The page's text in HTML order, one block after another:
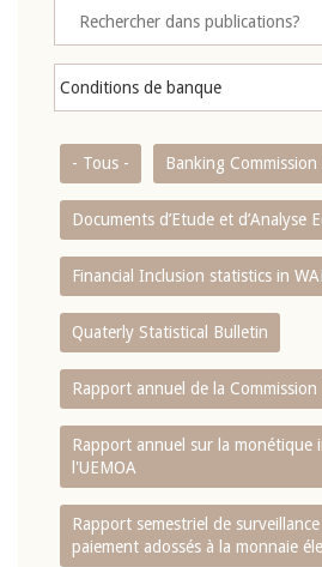
- Tous - Banking
Documents d’Etude et d’Analyse
Financial Inclusion statistics in
Quaterly Statistical Bulletin
Rapport annuel de la Commission
Rapport annuel sur la monétique
l'UEMOA
Rapport semestriel de
paiement adossés à la monnaie